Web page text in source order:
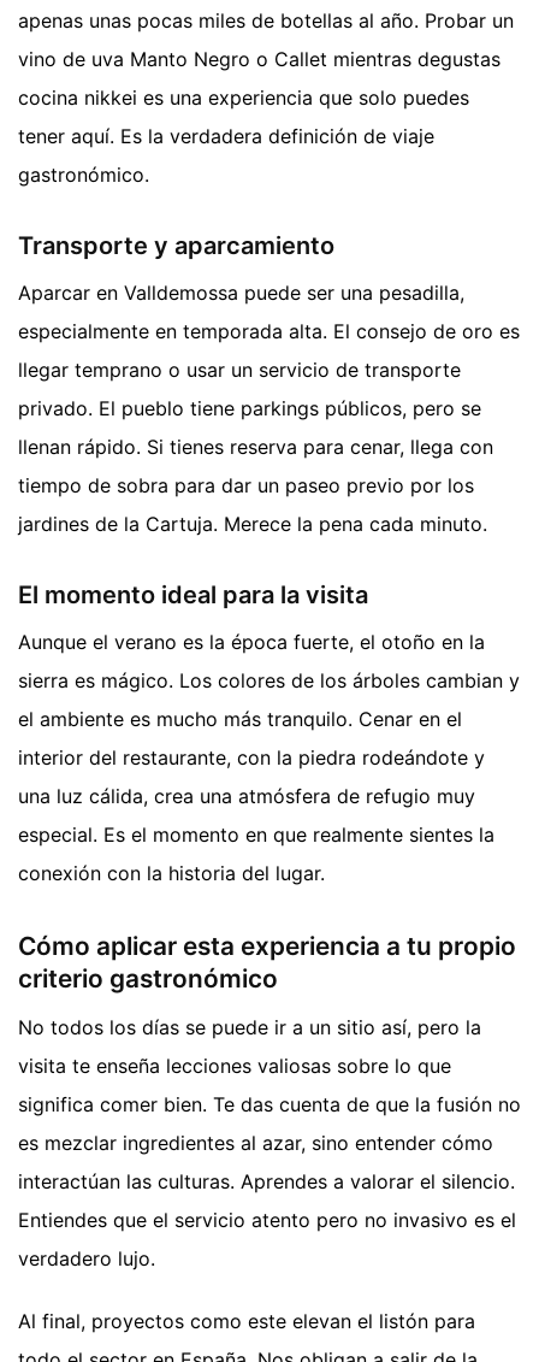
apenas unas pocas miles de botellas al año. Probar un
vino de uva Manto Negro o Callet mientras degustas
cocina nikkei es una experiencia que solo puedes
tener aquí. Es la verdadera definición de viaje
gastronómico.
Transporte y aparcamiento
Aparcar en Valldemossa puede ser una pesadilla,
especialmente en temporada alta. El consejo de oro es
llegar temprano o usar un servicio de transporte
privado. El pueblo tiene parkings públicos, pero se
llenan rápido. Si tienes reserva para cenar, llega con
tiempo de sobra para dar un paseo previo por los
jardines de la Cartuja. Merece la pena cada minuto.
El momento ideal para la visita
Aunque el verano es la época fuerte, el otoño en la
sierra es mágico. Los colores de los árboles cambian y
el ambiente es mucho más tranquilo. Cenar en el
interior del restaurante, con la piedra rodeándote y
una luz cálida, crea una atmósfera de refugio muy
especial. Es el momento en que realmente sientes la
conexión con la historia del lugar.
Cómo aplicar esta experiencia a tu propio
criterio gastronómico
No todos los días se puede ir a un sitio así, pero la
visita te enseña lecciones valiosas sobre lo que
significa comer bien. Te das cuenta de que la fusión no
es mezclar ingredientes al azar, sino entender cómo
interactúan las culturas. Aprendes a valorar el silencio.
Entiendes que el servicio atento pero no invasivo es el
verdadero lujo.
Al final, proyectos como este elevan el listón para